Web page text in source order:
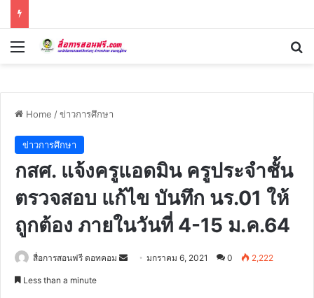
Menu
Home /ข่าวการศึกษา
ข่าวการศึกษา
กสศ. แจ้งครูแอดมิน ครูประจำชั้น
ตรวจสอบ แก้ไข บันทึก นร.01 ให้
ถูกต้อง ภายในวันที่ 4-15 ม.ค.64
สื่อการสอนฟรี ดอทคอม
Sendมกราคม 6, 2021 0 2,222
Less than a minute